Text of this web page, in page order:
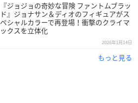
『ジョジョの奇妙な冒険 ファントムブラッ
ド』ジョナサン＆ディオのフィギュアがス
ペシャルカラーで再登場！衝撃のクライマ
ックスを立体化
2026年1月14日
もっと見る